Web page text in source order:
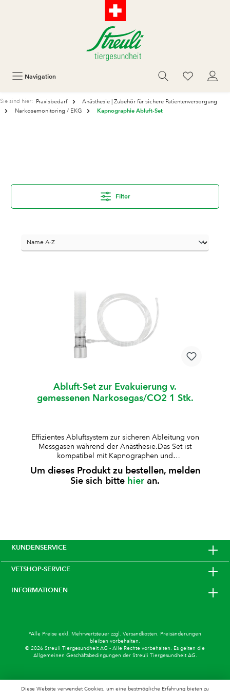
Navigation
Sie sind hier: Praxisbedarf
Anästhesie | Zubehör für sichere Patientenversorgung
Narkosemonitoring / EKG
Kapnographie Abluft-Set
Filter
Abluft-Set zur Evakuierung v.
gemessenen Narkosegas/CO2 1 Stk.
Effizientes Abluftsystem zur sicheren Ableitung von
Messgasen während der Anästhesie.Das Set ist
kompatibel mit Kapnographen und
Narkosemonitoren mit integrierter Kapnographie
und sorgt für die kontrollierte Abführung von
verbrauchtem Messgas bei parallelem Einsatz von
des Kapnographiemoduls mit dem Aktivkohlefilter
Um dieses Produkt zu bestellen, melden
Sie sich bitte hier an.
KUNDENSERVICE
VETSHOP-SERVICE
INFORMATIONEN
*Alle Preise exkl. Mehrwertsteuer zzgl. Versandkosten. Preisänderungen
bleiben vorbehalten.
© 2026 Streuli Tiergesundheit AG - Alle Rechte vorbehalten. Es gelten die
Allgemeinen Geschäftsbedingungen der Streuli Tiergesundheit AG.
Diese Website verwendet Cookies, um eine bestmögliche Erfahrung bieten zu